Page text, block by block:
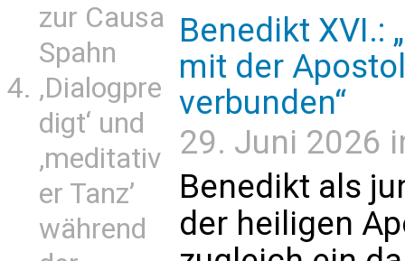
zur Causa
Spahn
‚Dialogpre
digt‘ und
‚meditativ
er Tanz’
während
Benedikt XVI.:
mit der
verbunden“
29. Juni 2026
Benedikt als
der heiligen